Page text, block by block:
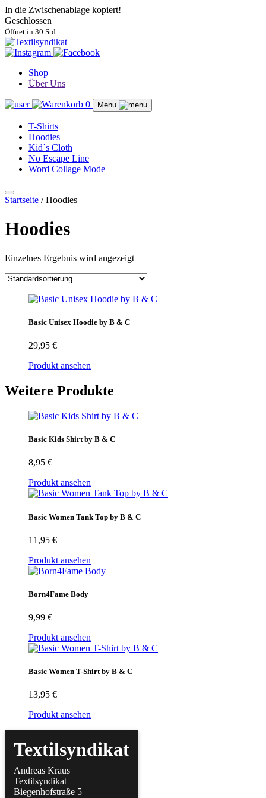
In die Zwischenablage kopiert!
Geschlossen
Öffnet in 30 Std.
Shop
Über Uns
0 Menu
T-Shirts
Hoodies
Kid´s Cloth
No Escape Line
Word Collage Mode
Startseite / Hoodies
Hoodies
Einzelnes Ergebnis wird angezeigt
Basic Unisex Hoodie by B & C
29,95 €
Produkt ansehen
Weitere Produkte
Basic Kids Shirt by B & C
8,95 €
Produkt ansehen
Basic Women Tank Top by B & C
11,95 €
Produkt ansehen
Born4Fame Body
9,99 €
Produkt ansehen
Basic Women T-Shirt by B & C
13,95 €
Produkt ansehen
Textilsyndikat
Andreas Kraus
Textilsyndikat
Biegenhofstraße 5